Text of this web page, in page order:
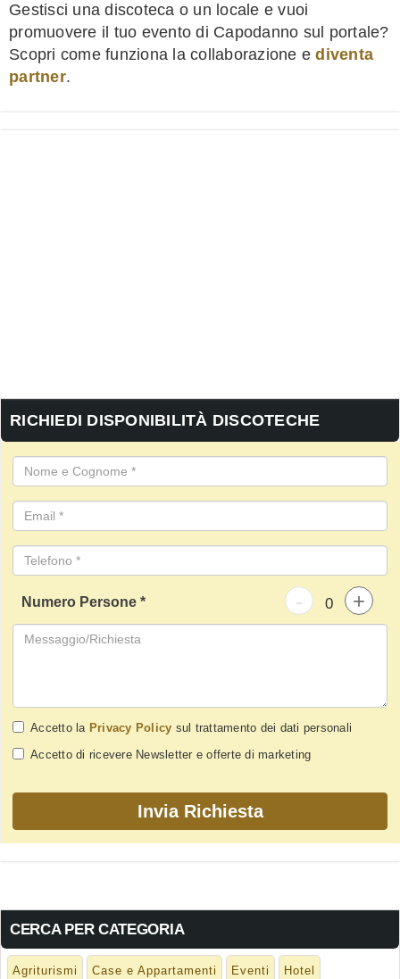
Gestisci una discoteca o un locale e vuoi
promuovere il tuo evento di Capodanno sul portale?
Scopri come funziona la collaborazione ediventa
partner.
RICHIEDI DISPONIBILITÀ DISCOTECHE
Numero Persone * - +
Accetto la Privacy Policy sul trattamento dei dati personali
Accetto di ricevere Newsletter e offerte di marketing
CERCA PER CATEGORIA
Agriturismi Case e Appartamenti Eventi Hotel